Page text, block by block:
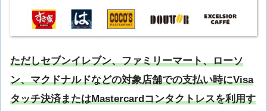
ただしセブンイレブン、ファミリーマート、ローソ
ン、マクドナルドなどの対象店舗での支払い時にVisa
タッチ決済またはMastercardコンタクトレスを利用す